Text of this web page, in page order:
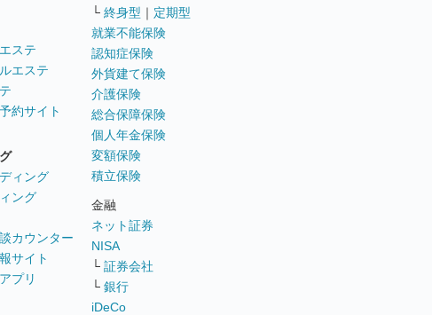
ステ
エステ
約サイト
ィング
ング
カウンター
サイト
プリ
└ 終身型 ｜ 定期型
就業不能保険
認知症保険
外貨建て保険
介護保険
総合保障保険
個人年金保険
変額保険
積立保険
金融
ネット証券
NISA
└ 証券会社
└ 銀行
iDeCo